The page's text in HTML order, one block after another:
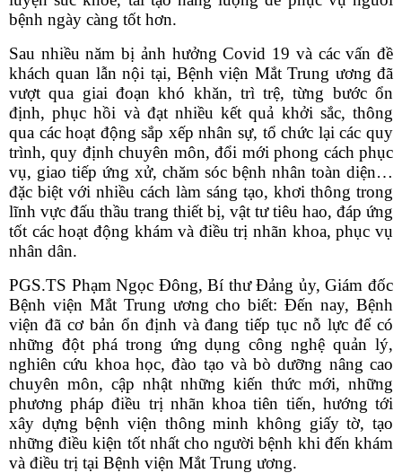
bệnh ngày càng tốt hơn.
Sau nhiều năm bị ảnh hưởng Covid 19 và các vấn đề
khách quan lẫn nội tại, Bệnh viện Mắt Trung ương đã
vượt qua giai đoạn khó khăn, trì trệ, từng bước ổn
định, phục hồi và đạt nhiều kết quả khởi sắc, thông
qua các hoạt động sắp xếp nhân sự, tổ chức lại các quy
trình, quy định chuyên môn, đổi mới phong cách phục
vụ, giao tiếp ứng xử, chăm sóc bệnh nhân toàn diện…
đặc biệt với nhiều cách làm sáng tạo, khơi thông trong
lĩnh vực đấu thầu trang thiết bị, vật tư tiêu hao, đáp ứng
tốt các hoạt động khám và điều trị nhãn khoa, phục vụ
nhân dân.
PGS.TS Phạm Ngọc Đông, Bí thư Đảng ủy, Giám đốc
Bệnh viện Mắt Trung ương cho biết: Đến nay, Bệnh
viện đã cơ bản ổn định và đang tiếp tục nỗ lực để có
những đột phá trong ứng dụng công nghệ quản lý,
nghiên cứu khoa học, đào tạo và bò dưỡng nâng cao
chuyên môn, cập nhật những kiến thức mới, những
phương pháp điều trị nhãn khoa tiên tiến, hướng tới
xây dựng bệnh viện thông minh không giấy tờ, tạo
những điều kiện tốt nhất cho người bệnh khi đến khám
và điều trị tại Bệnh viện Mắt Trung ương.